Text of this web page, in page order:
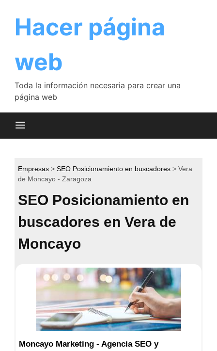
contenido
Hacer página
web
Toda la información necesaria para crear una
página web
Empresas SEO Posicionamiento en buscadores
Vera
de Moncayo - Zaragoza
SEO Posicionamiento en
buscadores en Vera de
Moncayo
Moncayo Marketing - Agencia SEO y